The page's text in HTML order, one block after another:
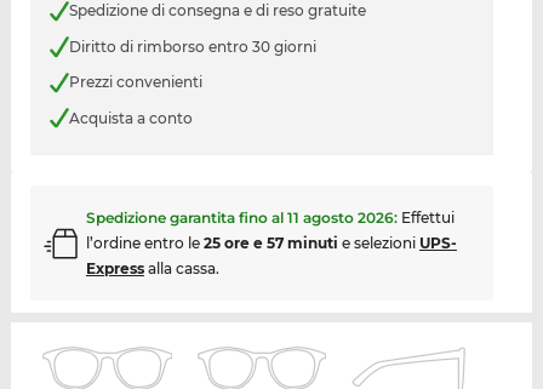
Spedizione di consegna e di reso gratuite
Diritto di rimborso entro 30 giorni
Prezzi convenienti
Acquista a conto
Spedizione garantita fino al 11 agosto 2026: Effettui
l’ordine entro le 25 ore e 57 minuti e selezioni UPS-
Expressalla cassa.